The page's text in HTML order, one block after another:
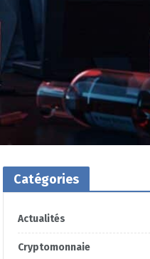
Catégories
Actualités
Cryptomonnaie